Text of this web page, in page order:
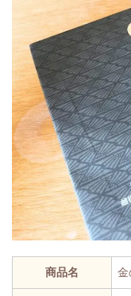
商品名 金